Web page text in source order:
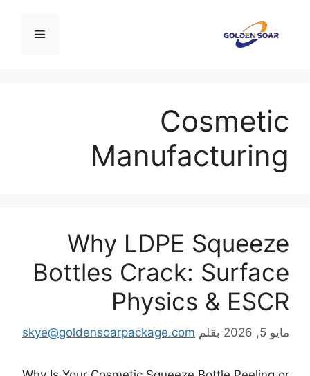
المحتوى
القائمة
Cosmetic
Manufacturing
Why LDPE Squeeze
Bottles Crack: Surface
Physics & ESCR
مايو 5, 2026 بقلم skye@goldensoarpackage.com